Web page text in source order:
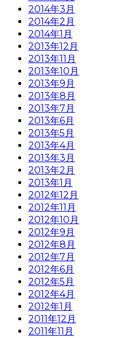
2014年3月
2014年2月
2014年1月
2013年12月
2013年11月
2013年10月
2013年9月
2013年8月
2013年7月
2013年6月
2013年5月
2013年4月
2013年3月
2013年2月
2013年1月
2012年12月
2012年11月
2012年10月
2012年9月
2012年8月
2012年7月
2012年6月
2012年5月
2012年4月
2012年1月
2011年12月
2011年11月